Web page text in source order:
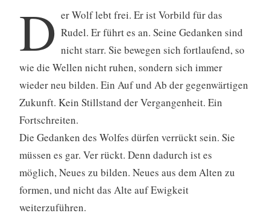
D er Wolf lebt frei. Er ist Vorbild für das
Rudel. Er führt es an. Seine Gedanken sind
nicht starr. Sie bewegen sich fortlaufend, so
wie die Wellen nicht ruhen, sondern sich immer
wieder neu bilden. Ein Auf und Ab der gegenwärtigen
Zukunft. Kein Stillstand der Vergangenheit. Ein
Fortschreiten.
Die Gedanken des Wolfes dürfen verrückt sein. Sie
müssen es gar. Ver rückt. Denn dadurch ist es
möglich, Neues zu bilden. Neues aus dem Alten zu
formen, und nicht das Alte auf Ewigkeit
weiterzuführen.